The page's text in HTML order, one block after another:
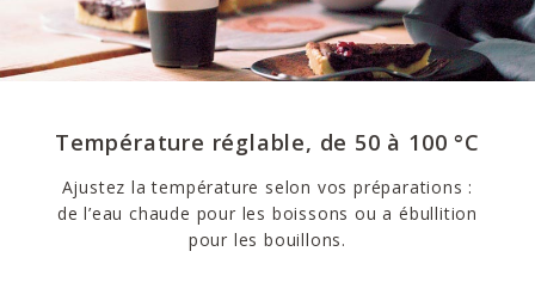
Température réglable, de 50 à 100 °C
Ajustez la température selon vos préparations :
de l’eau chaude pour les boissons ou a ébullition
pour les bouillons.